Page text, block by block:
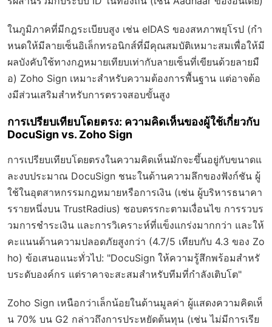
ในภูมิภาคที่มีกฎระเบียบสูง เช่น eIDAS ของสหภาพยุโรป (กำ
หนดให้มีลายเซ็นอิเล็กทรอนิกส์ที่มีคุณสมบัติเหมาะสมเพื่อให้มี
ผลบังคับใช้ทางกฎหมายเทียบเท่ากับลายเซ็นที่เขียนด้วยลายมื
อ) Zoho Sign เหมาะสำหรับความต้องการพื้นฐาน แต่อาจต้อ
งมีส่วนเสริมสำหรับการตรวจสอบขั้นสูง
การเปรียบเทียบโดยตรง: ความคิดเห็นของผู้ใช้เกี่ยวกับ
DocuSign vs. Zoho Sign
การเปรียบเทียบโดยตรงในความคิดเห็นมักจะขึ้นอยู่กับขนาดแ
ละงบประมาณ DocuSign ชนะในด้านความลึกของฟังก์ชัน ผู้
ใช้ในอุตสาหกรรมกฎหมายหรือการเงิน (เช่น ผู้บริหารธนาคา
รรายหนึ่งบน TrustRadius) ชอบตรรกะตามเงื่อนไข การรวบร
วมการชำระเงิน และการวิเคราะห์ที่แข็งแกร่งมากกว่า และให้
คะแนนด้านความปลอดภัยสูงกว่า (4.7/5 เทียบกับ 4.3 ของ Zo
ho) ข้อเสนอแนะทั่วไป: "DocuSign ให้ความรู้สึกพร้อมสำหรั
บระดับองค์กร แต่ราคาจะสะสมสำหรับทีมที่กำลังเติบโต"
Zoho Sign เหนือกว่าเล็กน้อยในด้านมูลค่า ผู้แสดงความคิดเห็
น 70% บน G2 กล่าวถึงการประหยัดต้นทุน (เช่น ไม่มีการเรีย